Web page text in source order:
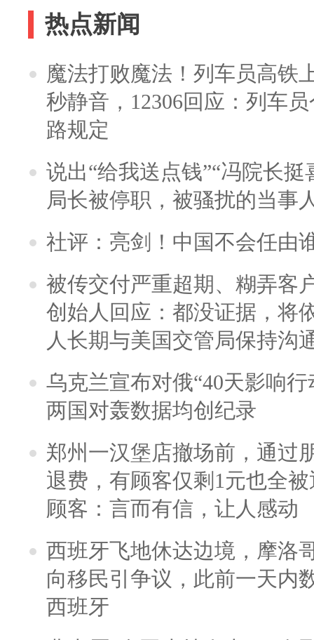
热点新闻
魔法打败魔法！列车员高铁
秒静音，12306回应：列车
路规定
说出“给我送点钱”“冯院长
局长被停职，被骚扰的当事
社评：亮剑！中国不会任由
被传交付严重超期、糊弄客
创始人回应：都没证据，将
人长期与美国交管局保持沟
乌克兰宣布对俄“40天影响
两国对轰数据均创纪录
郑州一汉堡店撤场前，通过
退费，有顾客仅剩1元也全
顾客：言而有信，让人感动
西班牙飞地休达边境，摩洛
向移民引争议，此前一天内
西班牙